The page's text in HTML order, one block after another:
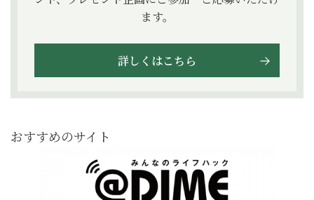
ます。
詳しくはこちら
おすすめのサイト